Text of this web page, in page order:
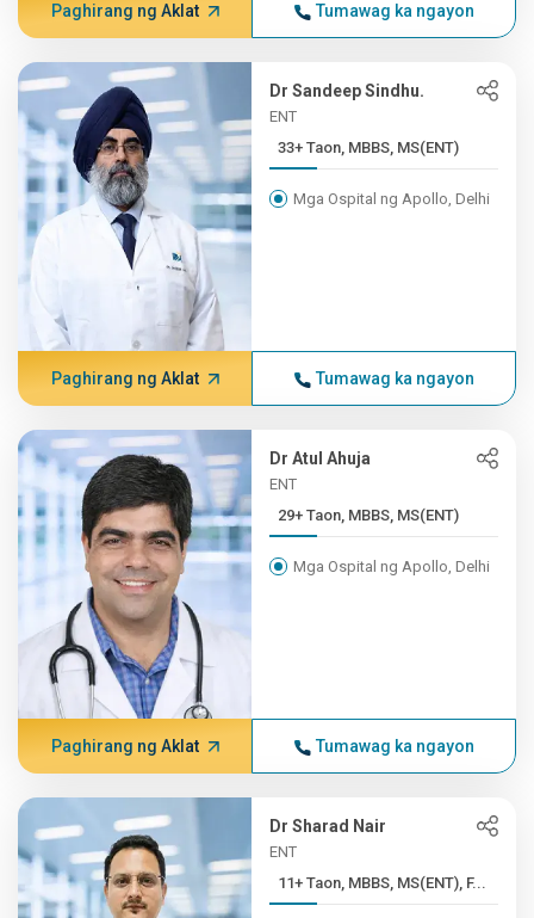
Paghirang ng Aklat Tumawag ka ngayon
Dr Sandeep Sindhu.
ENT
33+ Taon, MBBS, MS(ENT)
Mga Ospital ng Apollo, Delhi
Paghirang ng Aklat Tumawag ka ngayon
Dr Atul Ahuja
ENT
29+ Taon, MBBS, MS(ENT)
Mga Ospital ng Apollo, Delhi
Paghirang ng Aklat Tumawag ka ngayon
Dr Sharad Nair
ENT
11+ Taon, MBBS, MS(ENT), F...